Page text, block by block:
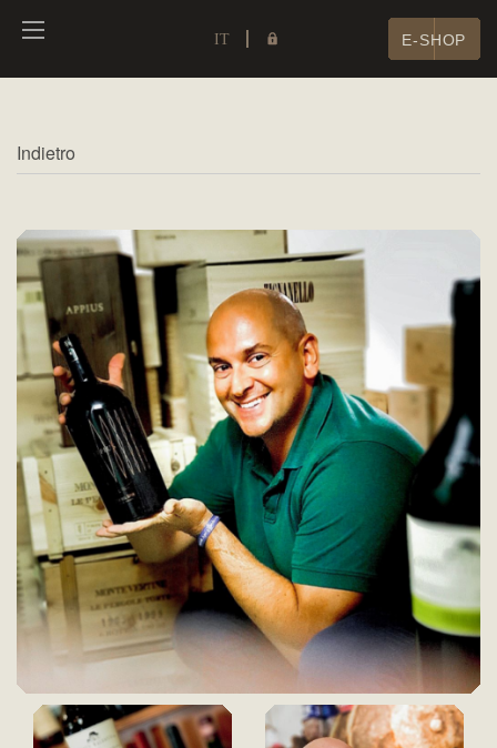
IT E-SHOP
Indietro